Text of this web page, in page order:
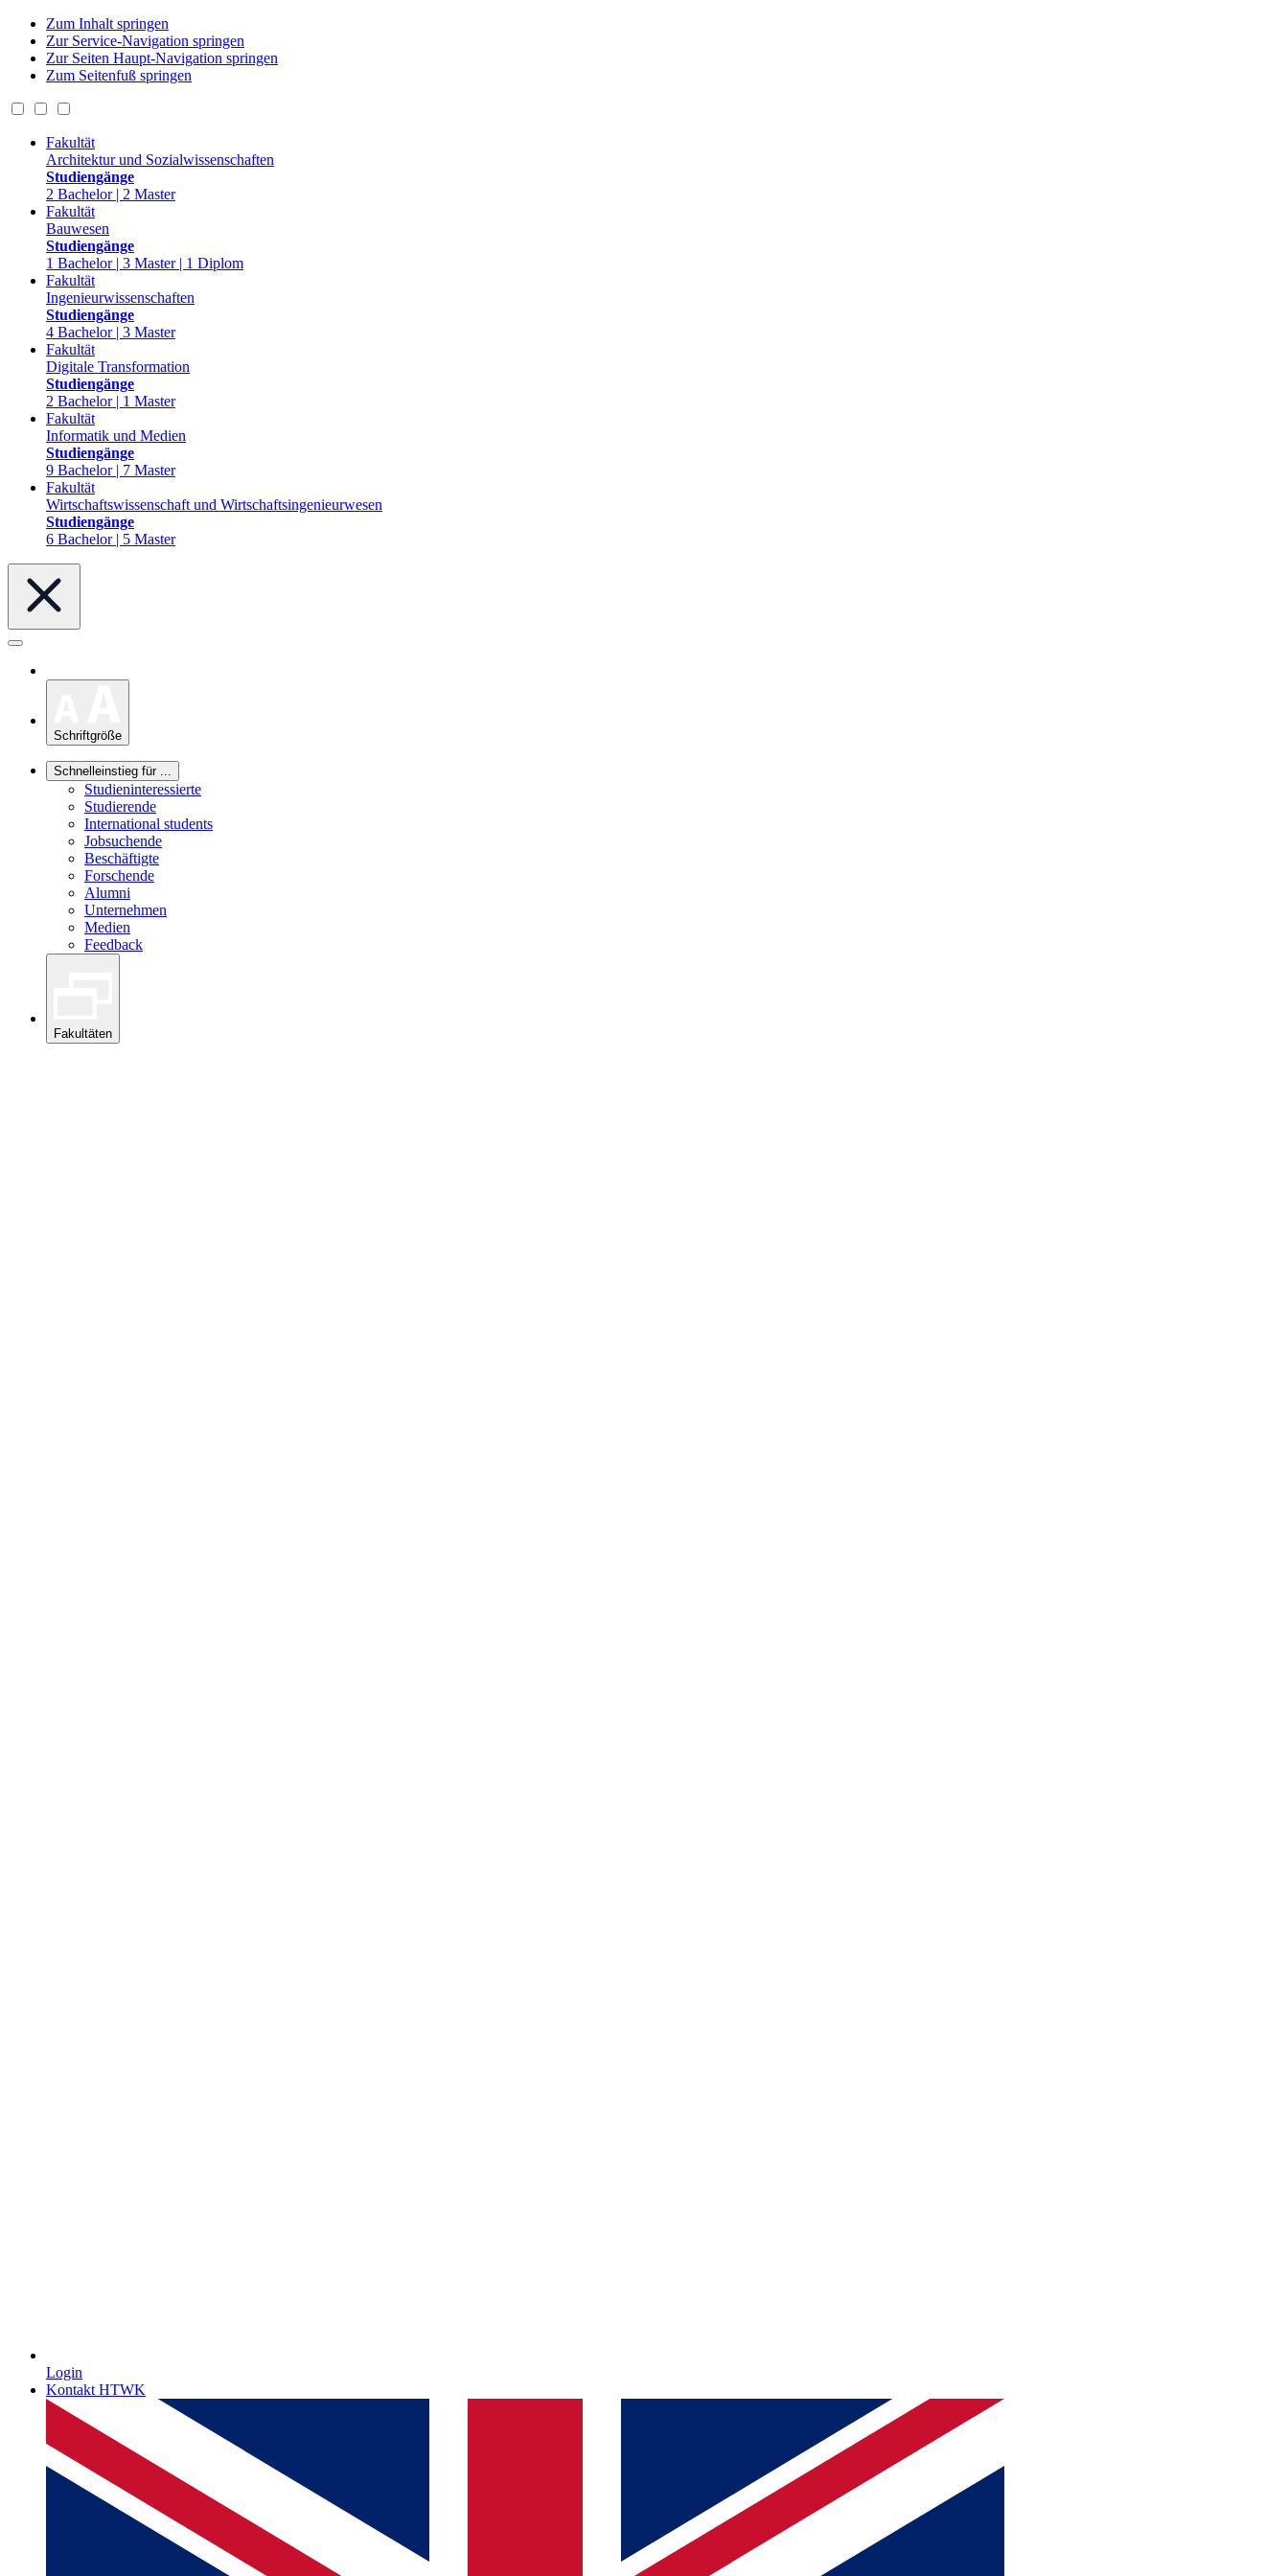
Zum Inhalt springen
Zur Service-Navigation springen
Zur Seiten Haupt-Navigation springen
Zum Seitenfuß springen
Fakultät
Architektur und Sozialwissenschaften
Studiengänge
2 Bachelor | 2 Master
Fakultät
Bauwesen
Studiengänge
1 Bachelor | 3 Master | 1 Diplom
Fakultät
Ingenieurwissenschaften
Studiengänge
4 Bachelor | 3 Master
Fakultät
Digitale Transformation
Studiengänge
2 Bachelor | 1 Master
Fakultät
Informatik und Medien
Studiengänge
9 Bachelor | 7 Master
Fakultät
Wirtschaftswissenschaft und Wirtschaftsingenieurwesen
Studiengänge
6 Bachelor | 5 Master
Schriftgröße
Schnelleinstieg für ...
Studieninteressierte
Studierende
International students
Jobsuchende
Beschäftigte
Forschende
Alumni
Unternehmen
Medien
Feedback
Fakultäten
Login
Kontakt HTWK